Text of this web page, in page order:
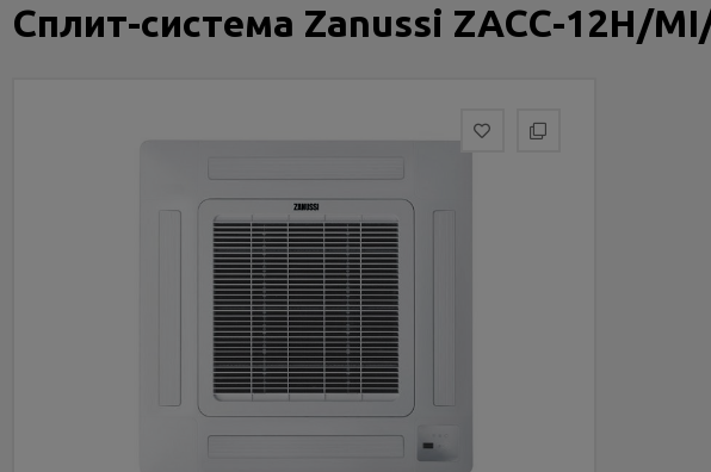
Сплит-система Zanussi ZACC-12H/